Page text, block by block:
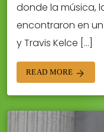
donde la música,
encontraron en
y Travis Kelce […]
READ MORE arrow_forward